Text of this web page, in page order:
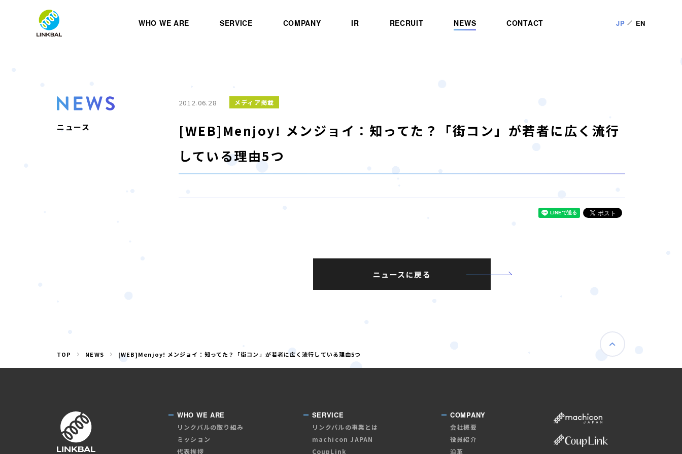
WHO WE ARE SERVICE COMPANY IR RECRUIT NEWS CONTACT JP EN
ニュース
2012.06.28 メディア掲載
[WEB]Menjoy! メンジョイ：知ってた？「街コン」が若者に広く流行
している理由5つ
ニュースに戻る
TOP NEWS [WEB]Menjoy! メンジョイ：知ってた？「街コン」が若者に広く流行している理由5つ
WHO WE ARE
リンクバルの取り組み
ミッション
代表挨拶
SERVICE
リンクバルの事業とは
machicon JAPAN
CoupLink
COMPANY
会社概要
役員紹介
沿革